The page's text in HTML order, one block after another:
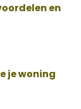
en
je woning